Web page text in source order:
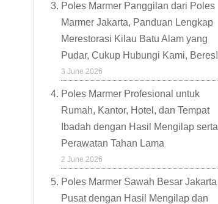
Poles Marmer Panggilan dari Poles
Marmer Jakarta, Panduan Lengkap
Merestorasi Kilau Batu Alam yang
Pudar, Cukup Hubungi Kami, Beres!
3 June 2026
Poles Marmer Profesional untuk
Rumah, Kantor, Hotel, dan Tempat
Ibadah dengan Hasil Mengilap serta
Perawatan Tahan Lama
2 June 2026
Poles Marmer Sawah Besar Jakarta
Pusat dengan Hasil Mengilap dan